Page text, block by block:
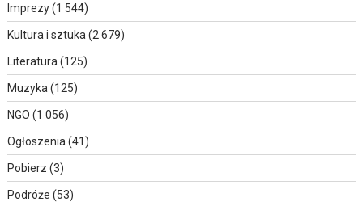
Imprezy(1 544)
Kultura i sztuka (2 679)
Literatura (125)
Muzyka (125)
NGO (1 056)
Ogłoszenia (41)
Pobierz (3)
Podróże (53)